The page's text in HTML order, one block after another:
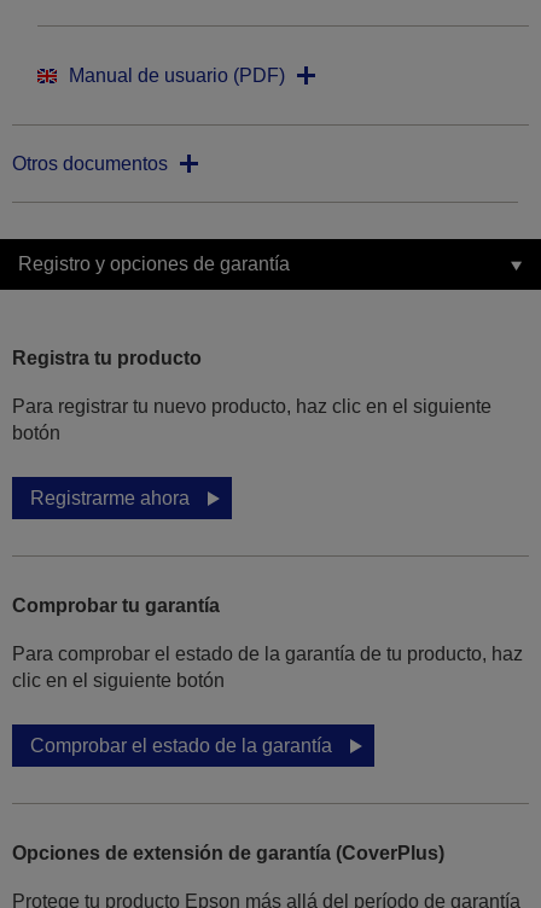
Manual de usuario (PDF)
Otros documentos
Registro y opciones de garantía
Registra tu producto
Para registrar tu nuevo producto, haz clic en el siguiente
botón
Registrarme ahora
Comprobar tu garantía
Para comprobar el estado de la garantía de tu producto, haz
clic en el siguiente botón
Comprobar el estado de la garantía
Opciones de extensión de garantía (CoverPlus)
Protege tu producto Epson más allá del período de garantía